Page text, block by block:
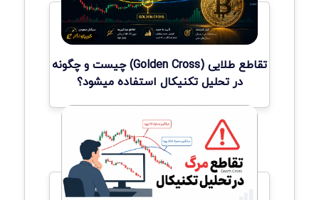
تقاطع طلایی (Golden Cross) چیست و چگونه
در تحلیل تکنیکال استفاده میشود؟